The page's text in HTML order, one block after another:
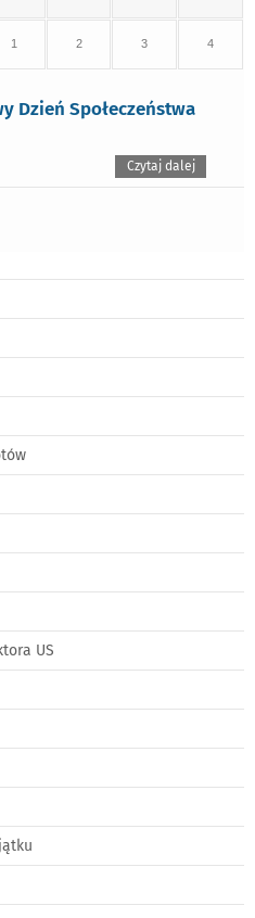
1 2 3 4
Dzień Społeczeństwa
Czytaj dalej
US